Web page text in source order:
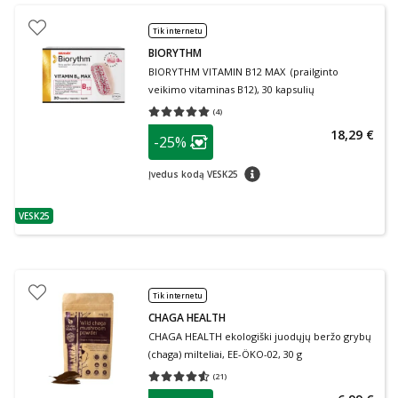
patarimas
VESK25
Tik internetu
BIORYTHM
BIORYTHM VITAMIN B12 MAX (prailginto
veikimo vitaminas B12), 30 kapsulių
(4)
Vidutinis įvertinimas 5.00
patarimas
Lojalumo klubo narių nuolaida
-25%
Įvedus kodą VESK25 patarimas
18,29 €
Tik internetu
CHAGA HEALTH
CHAGA HEALTH ekologiški juodųjų beržo grybų
(chaga) milteliai, EE-ÖKO-02, 30 g
(21)
Vidutinis įvertinimas 4.52